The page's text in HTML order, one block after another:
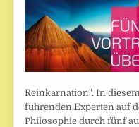
Reinkarnation". In
führenden Experten auf
Philosophie durch fünf